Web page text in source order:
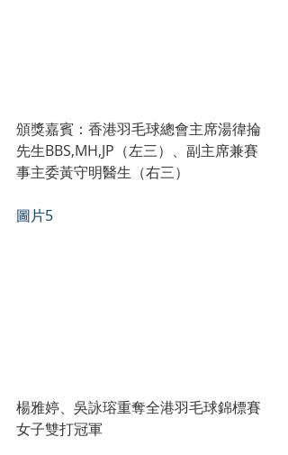
頒獎嘉賓：香港羽毛球總會主席湯徫掄
先生BBS,MH,JP（左三）、副主席兼賽
事主委黃守明醫生（右三）
圖片5
楊雅婷、吳詠瑢重奪全港羽毛球錦標賽
女子雙打冠軍